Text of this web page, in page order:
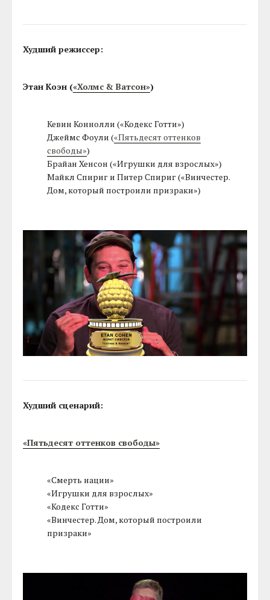
Худший режиссер:
Этан Коэн («Холмс & Ватсон»)
Кевин Коннолли («Кодекс Готти»)
Джеймс Фоули («Пятьдесят оттенков
свободы»)
Брайан Хенсон («Игрушки для взрослых»)
Майкл Спириг и Питер Спириг («Винчестер.
Дом, который построили призраки»)
Худший сценарий:
«Пятьдесят оттенков свободы»
«Смерть нации»
«Игрушки для взрослых»
«Кодекс Готти»
«Винчестер. Дом, который построили
призраки»